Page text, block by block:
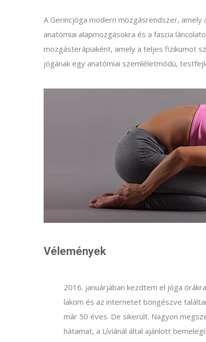
A Gerincjóga modern mozgásrendszer,
anatómiai alapmozgásokra és a fascia
mozgásterápiaként, amely a teljes fizikumot
jógának egy anatómiai szemléletmódú,
Vélemények
2016. januárjában kezdtem el jóga
lakom és az internetet böngészve
már 50 éves. De sikerült. Nagyon
hátamat, a Líviánál által ajánlott